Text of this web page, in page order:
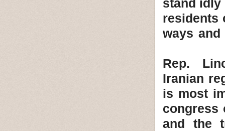
stand idly
residents
ways
Rep.
Iranian
is most
congress
and the